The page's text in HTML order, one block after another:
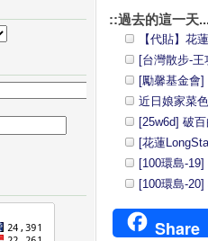
::過去的這一天
【代貼】花
[台灣散步-
[勵馨基金會
近日娘家菜
[25w6d] 破
[花蓮
[100環島-
[100環島-
Share